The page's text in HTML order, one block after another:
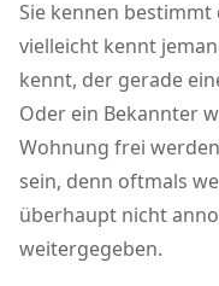
Sie kennen
vielleicht kennt
kennt, der gerade
Oder ein Bekannter
Wohnung frei
sein, denn oftmals
überhaupt nicht
weitergegeben.